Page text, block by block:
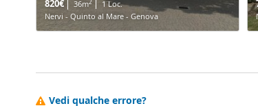
820€ 36m2
1 Loc.
Nervi - Quinto al Mare - Genova
Vedi qualche errore?